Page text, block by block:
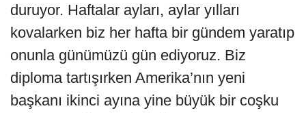
duruyor. Haftalar ayları, aylar yılları
kovalarken biz her hafta bir gündem yaratıp
onunla günümüzü gün ediyoruz. Biz
diploma tartışırken Amerika’nın yeni
başkanı ikinci ayına yine büyük bir coşku